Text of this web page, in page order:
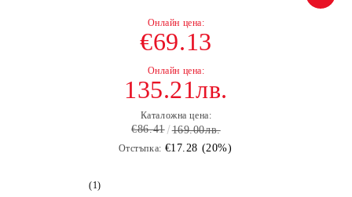
€69.13
135.21лв.
Каталожна цена:
€86.41 169.00лв.
Отстъпка: €17.28 (20%)
(1)